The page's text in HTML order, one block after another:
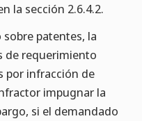
la sección 2.6.4.2.
patentes, la
de requerimiento
por infracción de
impugnar la
si el demandado